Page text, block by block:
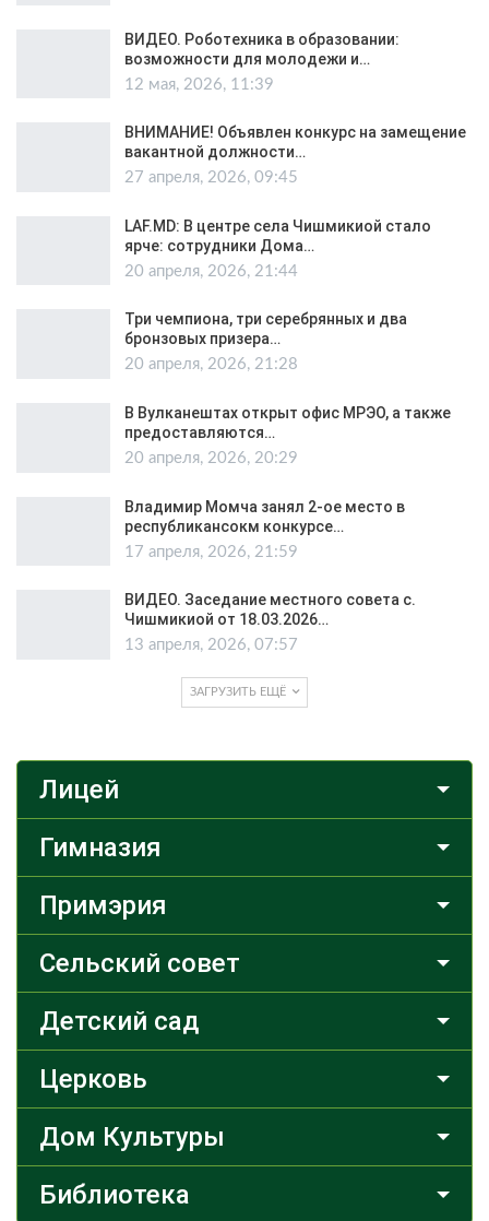
ВИДЕО. Роботехника в образовании:
возможности для молодежи и…
12 мая, 2026, 11:39
ВНИМАНИЕ! Объявлен конкурс на замещение
вакантной должности…
27 апреля, 2026, 09:45
LAF.MD: В центре села Чишмикиой стало
ярче: сотрудники Дома…
20 апреля, 2026, 21:44
Три чемпиона, три серебрянных и два
бронзовых призера…
20 апреля, 2026, 21:28
В Вулканештах открыт офис МРЭО, а также
предоставляются…
20 апреля, 2026, 20:29
Владимир Момча занял 2-ое место в
республикансокм конкурсе…
17 апреля, 2026, 21:59
ВИДЕО. Заседание местного совета с.
Чишмикиой от 18.03.2026…
13 апреля, 2026, 07:57
ЗАГРУЗИТЬ ЕЩЁ
Лицей
Гимназия
Примэрия
Сельский совет
Детский сад
Церковь
Дом Культуры
Библиотека